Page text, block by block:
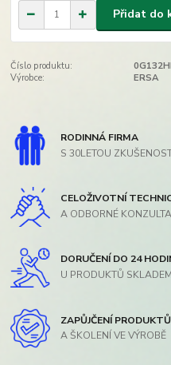
Přidat do
Číslo produktu:
Výrobce:
ERSA
RODINNÁ FIRMA
S 30LETOU
CELOŽIVOTNÍ
A ODBORNÉ
DORUČENÍ DO 24
U PRODUKTŮ SKLADEM
ZAPŮJČENÍ
A ŠKOLENÍ VE VÝROBĚ